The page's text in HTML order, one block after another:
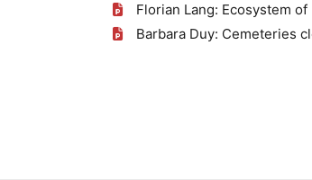
Florian Lang: Ecosystem
Barbara Duy: Cemeteries